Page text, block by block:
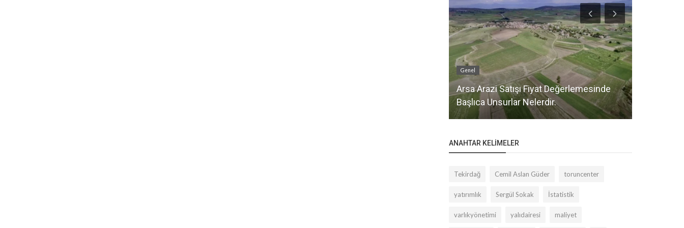
Genel
Arsa Arazi Satışı Fiyat Değerlemesinde
Başlıca Unsurlar Nelerdir.
ANAHTAR KELIMELER
Tekirdağ Cemil Aslan Güder toruncenter
yatırımlık Sergül Sokak İstatistik
varlıkyönetimi yalıdairesi maliyet